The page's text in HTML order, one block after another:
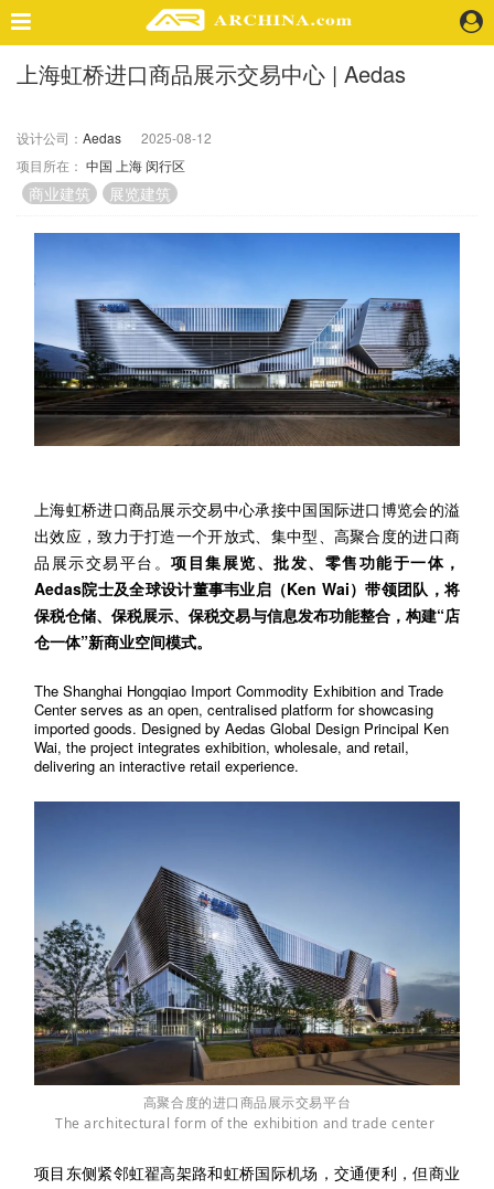
精选案例
景 观
室 内
视 频
头条资讯
业 界
机 构
人 物
地 产
快速搜索
企业会员
关于投稿
广告投放
关于我们
联系我们
上海虹桥进口商品展示交易中心 | Aedas
设计公司： Aedas
2025-08-12
项目所在： 中国 上海 闵行区
商业建筑 展览建筑
上海虹桥进口商品展示交易中心承接中国国际进口博览会的溢
出效应，致力于打造一个开放式、集中型、高聚合度的进口商
品展示交易平台。 项目集展览、批发、零售功能于一体，
Aedas院士及全球设计董事韦业启（Ken Wai）带领团队，将
保税仓储、保税展示、保税交易与信息发布功能整合，构建“店
仓一体”新商业空间模式。
The Shanghai Hongqiao Import Commodity Exhibition and Trade
Centerserves as an open, centralised platform for showcasing
imported goods. Designed by Aedas Global Design Principal Ken
Wai, the project integrates exhibition, wholesale, and retail,
delivering an interactive retail experience.
高聚合度的进口商品展示交易平台
The architectural form of the exhibition and trade center
项目东侧紧邻虹翟高架路和虹桥国际机场，交通便利，但商业